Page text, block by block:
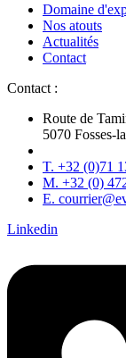
Domaine
Nos atouts
Actualités
Contact
Contact :
Route de
5070 Fosses-
T. +32 (0)71
M. +32 (0)
E.
Linkedin